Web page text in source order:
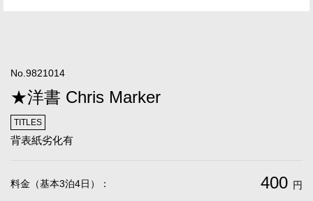
No.9821014
★洋書 Chris Marker
TITLES
背表紙劣化有
料金（基本3泊4日）： 400 円